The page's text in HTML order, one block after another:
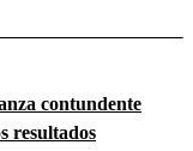
contundente
resultados